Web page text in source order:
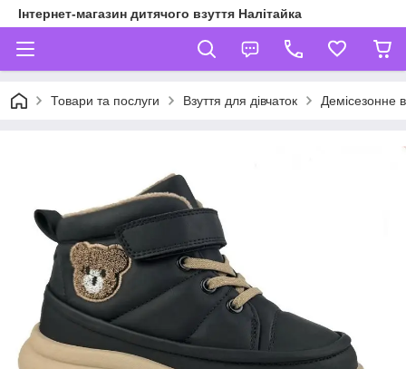
Інтернет-магазин дитячого взуття Налітайка
Товари та послуги Взуття для дівчаток Демісезонне